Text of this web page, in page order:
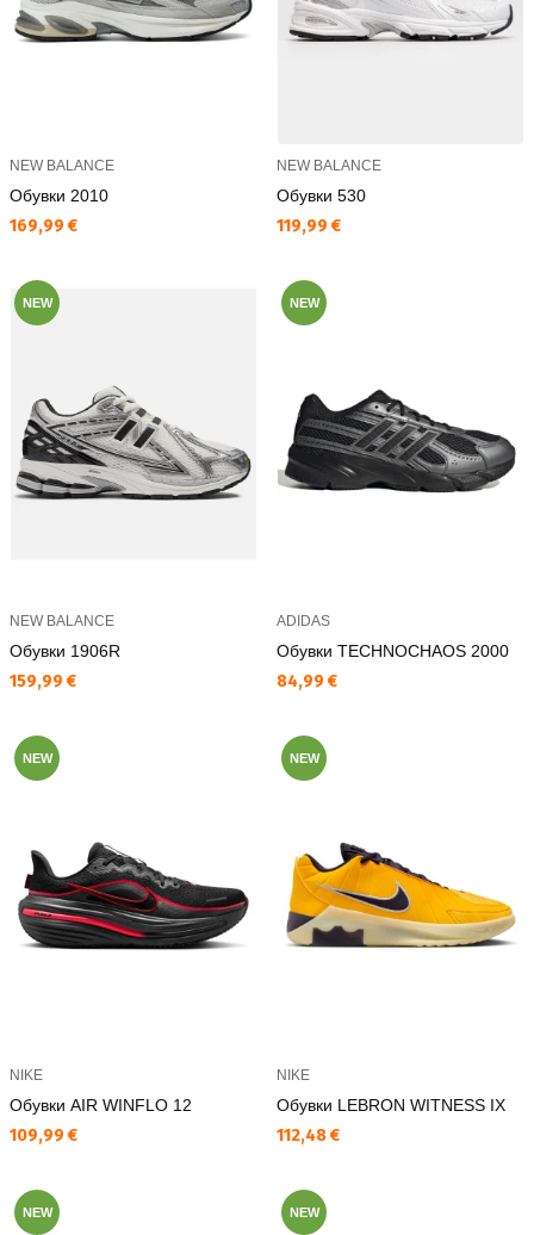
NEW BALANCE
Обувки 2010
Текуща цена:
169,99 €
NEW BALANCE
Обувки 530
Текуща цена:
119,99 €
NEW
NEW BALANCE
Обувки 1906R
Текуща цена:
159,99 €
NEW
ADIDAS
Обувки TECHNOCHAOS 2000
Текуща цена:
84,99 €
NEW
NIKE
Обувки AIR WINFLO 12
Текуща цена:
109,99 €
NEW
NIKE
Обувки LEBRON WITNESS IX
Текуща цена:
112,48 €
NEW NEW